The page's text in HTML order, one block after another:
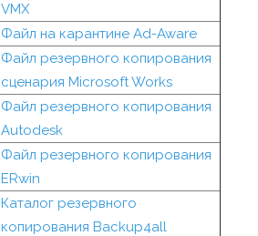
VMX
Файл на карантине Ad-Aware
Файл резервного копирования
сценария Microsoft Works
Файл резервного копирования
Autodesk
Файл резервного копирования
ERwin
Каталог резервного
копирования Backup4all